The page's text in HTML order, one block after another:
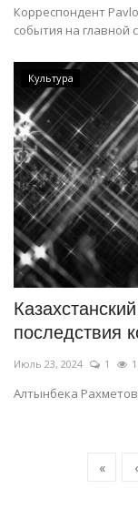
Корреспондент
события на главной
Культура
последствия
Июль 23, 2024 1
Алтынбека
« ‹